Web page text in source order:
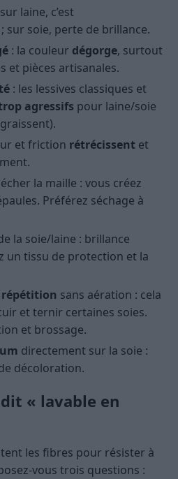
laine, c’est
sur soie, perte de brillance.
: la couleur dégorge, surtout
et pièces artisanales.
: les lessives classiques et
agressifs pour laine/soie
et friction rétrécissent et
la maille : vous créez
Préférez séchage à
la soie/laine : brillance
un tissu de protection et la
répétition sans aération : cela
et ternir certaines soies.
et brossage.
directement sur la soie :
décoloration.
« lavable en
les fibres pour résister à
vous trois questions :